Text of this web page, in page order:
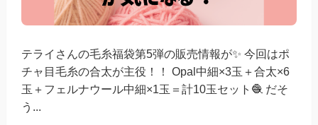
テライさんの毛糸福袋第5弾の販売情報が✨ 今回はポ
チャ目毛糸の合太が主役！！ Opal中細×3玉＋合太×6
玉＋フェルナウール中細×1玉＝計10玉セット🧶 だそ
う...